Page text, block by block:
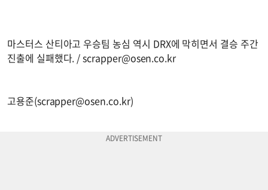
마스터스 산티아고 우승팀 농심 역시 DRX에 막히면서 결승 주간
진출에 실패했다. /scrapper@osen.co.kr
고용준(scrapper@osen.co.kr)